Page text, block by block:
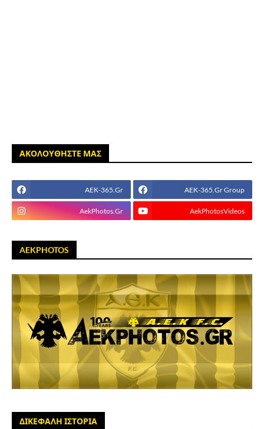
ΑΚΟΛΟΥΘΗΣΤΕ ΜΑΣ
AEK-365.Gr AEK-365.Gr Group
AekPhotos.Gr AekPhotosVideos
AEKPHOTOS
ΔΙΚΕΦΑΛΗ ΙΣΤΟΡΙΑ